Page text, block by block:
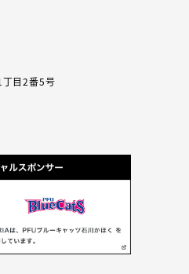
丁目2番5号